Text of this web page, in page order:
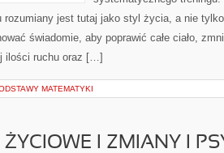
rozumiany jest tutaj jako styl życia, a nie
świadomie, aby poprawić całe ciało,
ilości ruchu oraz […]
MATEMATYKI
ŻYCIOWE I ZMIANY I